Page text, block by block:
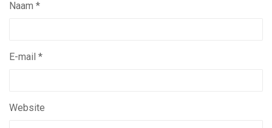
Naam *
E-mail *
Website